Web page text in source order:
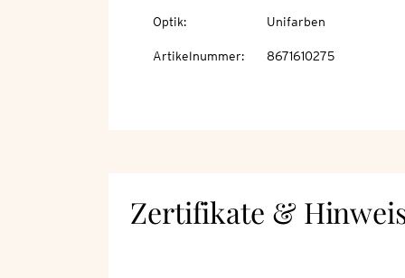
Optik: Unifarben
Artikelnummer: 8671610275
Zertifikate &